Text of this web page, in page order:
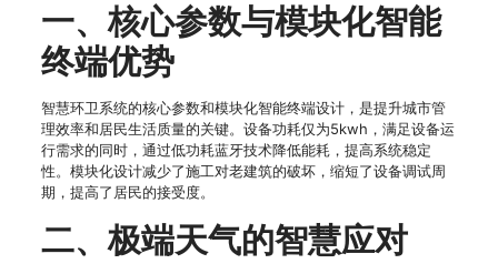
一、核心参数与模块化智能
终端优势
智慧环卫系统的核心参数和模块化智能终端设计，是提升城市管
理效率和居民生活质量的关键。设备功耗仅为5kwh，满足设备运
行需求的同时，通过低功耗蓝牙技术降低能耗，提高系统稳定
性。模块化设计减少了施工对老建筑的破坏，缩短了设备调试周
期，提高了居民的接受度。
二、极端天气的智慧应对